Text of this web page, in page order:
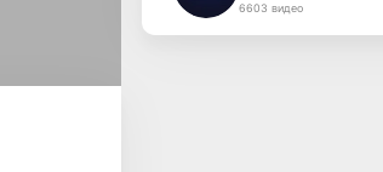
6603 видео